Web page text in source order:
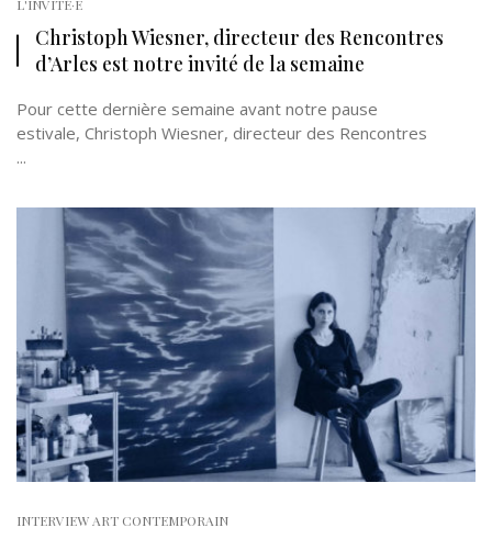
L'INVITÉ·E
Christoph Wiesner, directeur des Rencontres
d’Arles est notre invité de la semaine
Pour cette dernière semaine avant notre pause
estivale, Christoph Wiesner, directeur des Rencontres
...
INTERVIEW ART CONTEMPORAIN